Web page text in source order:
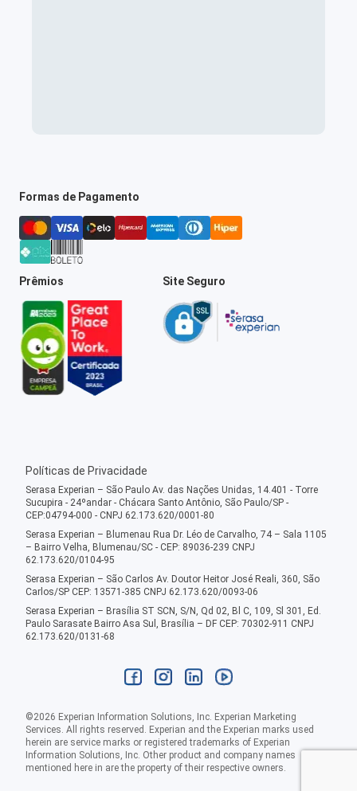
Formas de Pagamento
Prêmios Site Seguro
Políticas de Privacidade
Serasa Experian – São Paulo Av. das Nações Unidas, 14.401 - Torre
Sucupira - 24ºandar - Chácara Santo Antônio, São Paulo/SP -
CEP:04794-000 - CNPJ 62.173.620/0001-80
Serasa Experian – Blumenau Rua Dr. Léo de Carvalho, 74 – Sala 1105
– Bairro Velha, Blumenau/SC - CEP: 89036-239 CNPJ
62.173.620/0104-95
Serasa Experian – São Carlos Av. Doutor Heitor José Reali, 360, São
Carlos/SP CEP: 13571-385 CNPJ 62.173.620/0093-06
Serasa Experian – Brasília ST SCN, S/N, Qd 02, Bl C, 109, Sl 301, Ed.
Paulo Sarasate Bairro Asa Sul, Brasília – DF CEP: 70302-911 CNPJ
62.173.620/0131-68
©2026 Experian Information Solutions, Inc. Experian Marketing
Services. All rights reserved. Experian and the Experian marks used
herein are service marks or registered trademarks of Experian
Information Solutions, Inc. Other product and company names
mentioned here in are the property of their respective owners.